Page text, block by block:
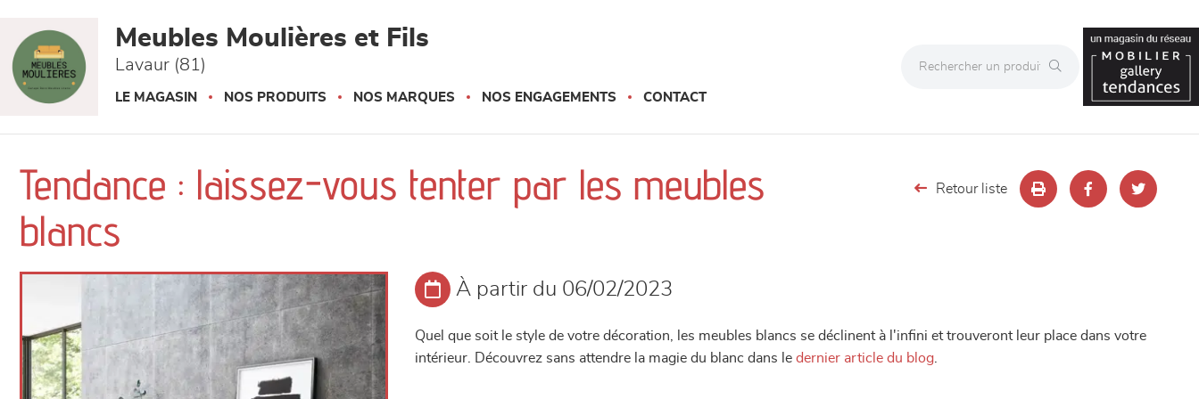
Meubles Moulières et Fils
Lavaur (81)
LE MAGASIN NOS PRODUITS NOS MARQUES NOS ENGAGEMENTS CONTACT
Tendance : laissez-vous tenter par les meubles
blancs
Retour liste
À partir du 06/02/2023
Quel que soit le style de votre décoration, les meubles blancs se déclinent à l'infini et trouveront leur place dans votre
intérieur. Découvrez sans attendre la magie du blanc dans ledernier article du blog